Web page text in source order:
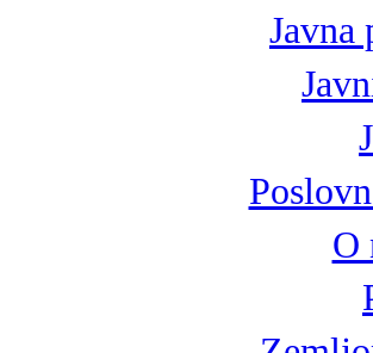
Javna
O